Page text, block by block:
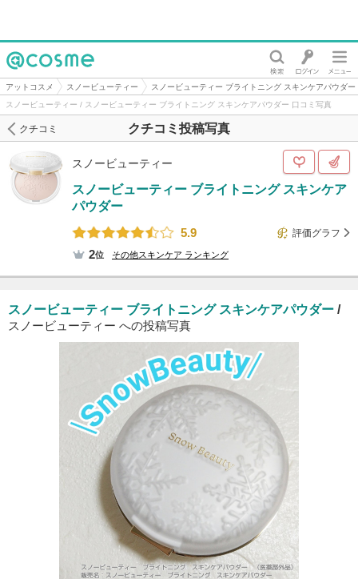
@cosme
アットコスメ スノービューティー
スノービューティー ブライトニング スキンケアパウダー
スノービューティー / スノービューティー ブライトニング スキンケアパウダー 口コミ写真
クチコミ投稿写真
クチコミ
スノービューティー
スノービューティー ブライトニング スキンケア
パウダー
5.9
評価グラフ
2位 その他スキンケア ランキング
スノービューティー ブライトニング スキンケアパウダー /
スノービューティー への投稿写真